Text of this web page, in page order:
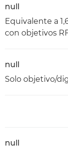
null
Equivalente a
con objetivos
null
Solo objetivo/
null